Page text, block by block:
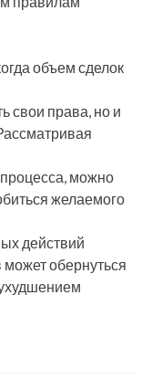
объем сделок
свои права, но и
процесса, можно
желаемого
действий
обернуться